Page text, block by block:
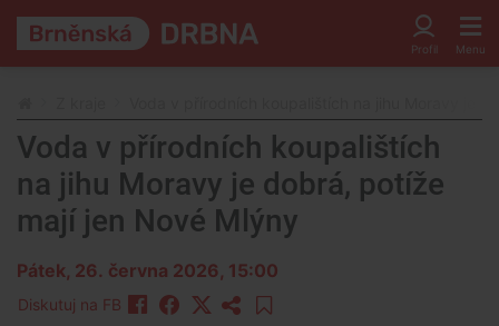
Voda v přírodních koupalištích
na jihu Moravy je dobrá, potíže
mají jen Nové Mlýny
Pátek, 26. června 2026, 15:00
Diskutuj na FB